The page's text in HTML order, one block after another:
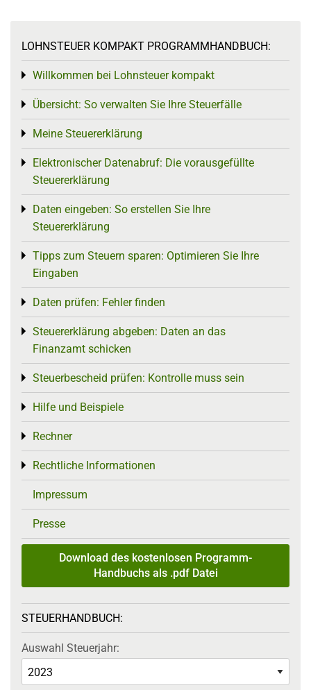
LOHNSTEUER KOMPAKT PROGRAMMHANDBUCH:
Willkommen bei Lohnsteuer kompakt
Toggle menu
Übersicht: So verwalten Sie Ihre Steuerfälle
Toggle menu
Meine Steuererklärung
Toggle menu
Elektronischer Datenabruf: Die vorausgefüllte
Steuererklärung
Toggle menu
Daten eingeben: So erstellen Sie Ihre
Steuererklärung
Toggle menu
Tipps zum Steuern sparen: Optimieren Sie Ihre
Eingaben
Toggle menu
Daten prüfen: Fehler finden
Toggle menu
Steuererklärung abgeben: Daten an das
Finanzamt schicken
Toggle menu
Steuerbescheid prüfen: Kontrolle muss sein
Toggle menu
Hilfe und Beispiele
Toggle menu
Rechner
Toggle menu
Rechtliche Informationen
Toggle menu
Impressum
Presse
Download des kostenlosen Programm-
Handbuchs als .pdf Datei
STEUERHANDBUCH:
Auswahl Steuerjahr: